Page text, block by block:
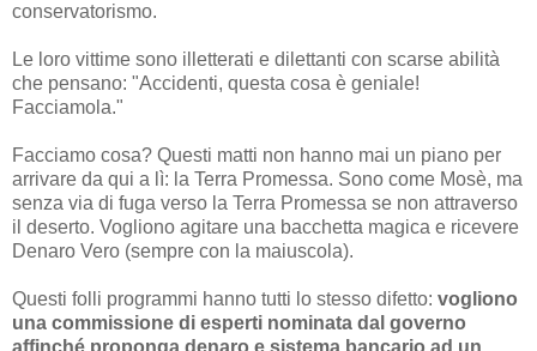
conservatorismo.
Le loro vittime sono illetterati e dilettanti con scarse abilità
che pensano: "Accidenti, questa cosa è geniale!
Facciamola."
Facciamo cosa? Questi matti non hanno mai un piano per
arrivare da qui a lì: la Terra Promessa. Sono come Mosè, ma
senza via di fuga verso la Terra Promessa se non attraverso
il deserto. Vogliono agitare una bacchetta magica e ricevere
Denaro Vero (sempre con la maiuscola).
Questi folli programmi hanno tutti lo stesso difetto: vogliono
una commissione di esperti nominata dal governo